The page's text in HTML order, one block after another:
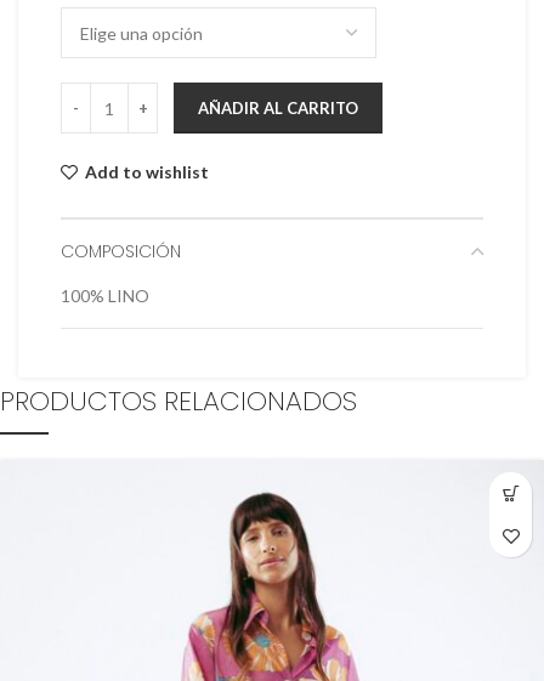
AÑADIR AL CARRITO
Add to wishlist
COMPOSICIÓN
100% LINO
PRODUCTOS RELACIONADOS